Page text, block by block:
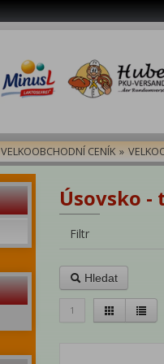
VELKOOBCHODNÍ CENÍK »
Úsovsko -
Filtr
Hledat
1